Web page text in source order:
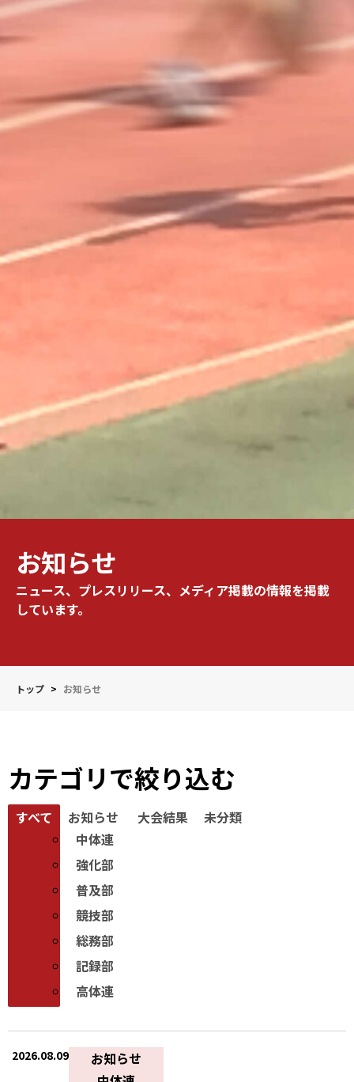
お知らせ
ニュース、プレスリリース、メディア掲載の情報を掲載
しています。
トップ > お知らせ
カテゴリで絞り込む
すべて
お知らせ
中体連
強化部
普及部
競技部
総務部
記録部
高体連
大会結果 未分類
2026.08.09
お知らせ